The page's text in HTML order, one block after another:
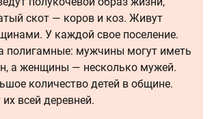
скот — коров и коз. Живут
У каждой свое поселение.
полигамные: мужчины могут иметь
а женщины — несколько мужей.
количество детей в общине.
всей деревней.